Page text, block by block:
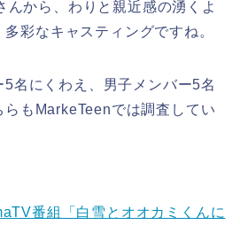
んから、わりと親近感の湧くよ
彩なキャスティングですね。
名にくわえ、男子メンバー5名
らもMarkeTeenでは調査してい
番組「白雪とオオカミくんに